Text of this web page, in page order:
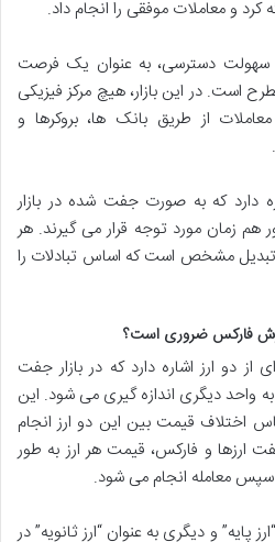
کرد و معاملات موفقی را انجام داد.
سهولت دسترسی، به عنوان یک فرصت
است. در این بازار، هیچ مرکز فیزیکی
از طریق بانک ها، بروکرها و
دارد که به صورت جفت شده در بازار
هم زمان مورد توجه قرار می گیرند. هر
تبدیل مشخص است که اساس تبادلات را
فارکس ضروری است؟
دو ارز اشاره دارد که در بازار جفت
واحد دیگری اندازه گیری می شود. این
اختلاف قیمت بین این دو ارز انجام
ارزها و فارکس، قیمت هر ارز به طور
سپس معامله انجام می شود.
پایه” و دیگری به عنوان “ارز ثانویه” در